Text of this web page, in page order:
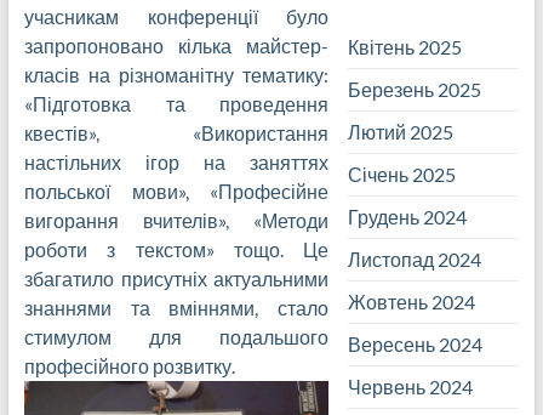
учасникам конференції було
запропоновано кілька майстер-
класів на різноманітну тематику:
«Підготовка та проведення
квестів», «Використання
настільних ігор на заняттях
польської мови», «Професійне
вигорання вчителів», «Методи
роботи з текстом» тощо. Це
збагатило присутніх актуальними
знаннями та вміннями, стало
стимулом для подальшого
професійного розвитку.
Квітень 2025
Березень 2025
Лютий 2025
Січень 2025
Грудень 2024
Листопад 2024
Жовтень 2024
Вересень 2024
Червень 2024